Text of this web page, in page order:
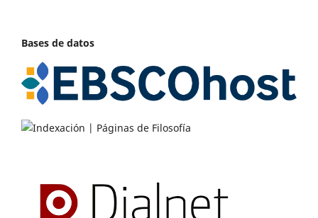
Bases de datos